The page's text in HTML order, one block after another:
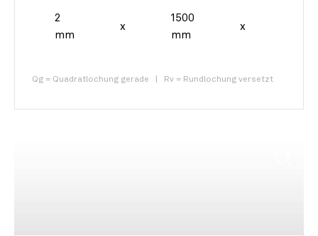
2
mm
x
1500
mm
x
Qg = Quadratlochung gerade | Rv = Rundlochung versetzt